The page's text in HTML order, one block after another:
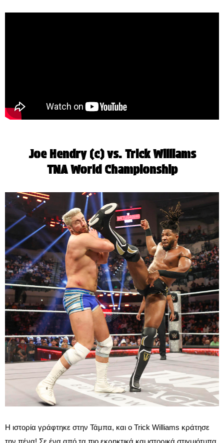
Joe Hendry (c) vs. Trick Williams
TNA World Championship
Η ιστορία γράφτηκε στην Τάμπα, και ο Trick Williams κράτησε
την πένα! Σε ένα από τα πιο εκρηκτικά και ιστορικά στιγμιότυπα